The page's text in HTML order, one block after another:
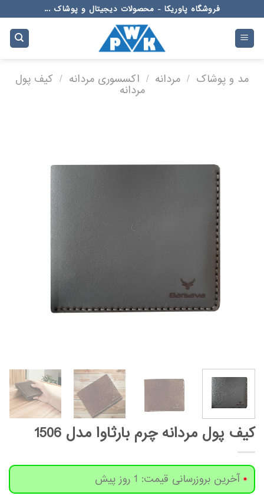
to
content
فروشگاه پاوریکا - محصولات دیجیتال و پوشاک ...
مد و پوشاک / مردانه / اکسسوری مردانه / کیف پول
مردانه
کیف پول مردانه چرم بارثاوا مدل 1506
آخرین بروزرسانی قیمت: 1 روز پیش